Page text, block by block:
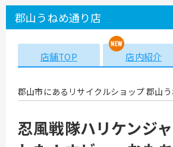
郡山うねめ通り店
店舗TOP 店内紹介
郡山市にあるリサイクルショップ 郡山
忍風戦隊ハリケンジ